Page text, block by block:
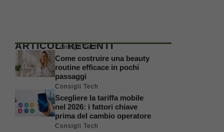
ARTICOLI RECENTI
Consigli Tech
Come costruire una beauty
routine efficace in pochi
passaggi
Consigli Tech
Scegliere la tariffa mobile
nel 2026: i fattori chiave
prima del cambio operatore
Consigli Tech